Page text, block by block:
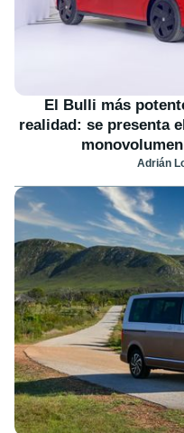
El Bulli más
realidad: se presenta
Adrián